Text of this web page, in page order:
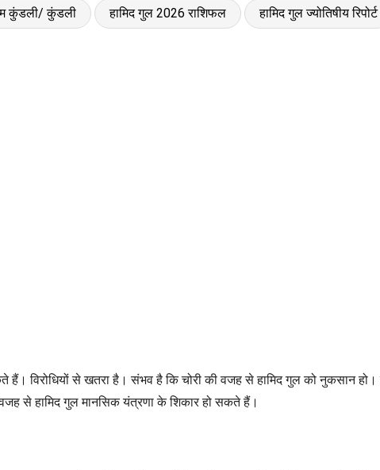
कुंडली/ कुंडली हामिद गुल 2026 राशिफल हामिद गुल ज्योतिषीय रिपोर्ट
विरोधियों से खतरा है। संभव है कि चोरी की वजह से हामिद गुल को नुकसान
से हामिद गुल मानसिक यंत्रणा के शिकार हो सकते हैं।